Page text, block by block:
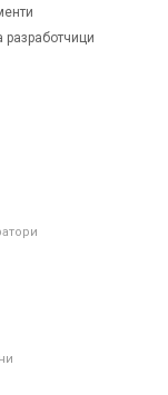
разработчици